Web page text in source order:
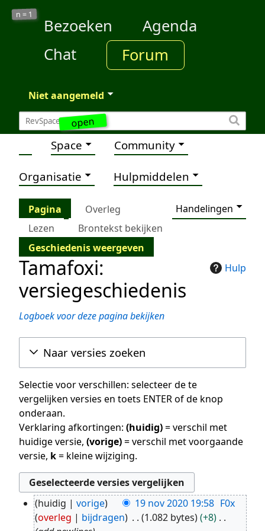
open
n = 1
Bezoeken
Agenda
Chat
Forum
Niet aangemeld
Space Community
Organisatie Hulpmiddelen
Pagina Overleg
Handelingen
Lezen
Brontekst bekijken
Geschiedenis weergeven
Hulp
Tamafoxi:
versiegeschiedenis
Logboek voor deze pagina bekijken
Naar versies zoeken
Selectie voor verschillen: selecteer de te
vergelijken versies en toets ENTER of de knop
onderaan.
Verklaring afkortingen: (huidig)= verschil met
huidige versie, (vorige)= verschil met voorgaande
versie, k= kleine wijziging.
19
nov
huidig vorige 19 nov 2020 19:58 F0x
overleg
bijdragen 1.082 bytes
+8